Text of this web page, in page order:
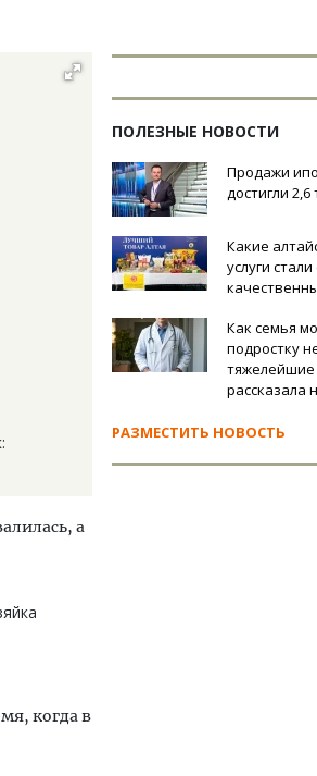
а
когда в
ПОЛЕЗНЫЕ НОВОСТИ
Продажи
достигли
Какие
услуги
Как семья
подростку
тяжелейшие
рассказала
РАЗМЕСТИТЬ НОВОСТЬ